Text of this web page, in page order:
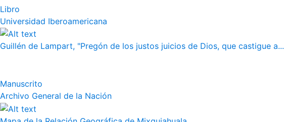
Libro
Universidad Iberoamericana
Guillén de Lampart, "Pregón de los justos juicios de Dios, que castigue a...
Manuscrito
Archivo General de la Nación